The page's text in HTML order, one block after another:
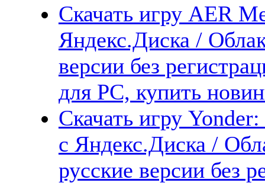
Скачать игру AER
Яндекс.Диска /
версии без
для PC, купить
Скачать игру
с Яндекс.Диска /
русские версии без